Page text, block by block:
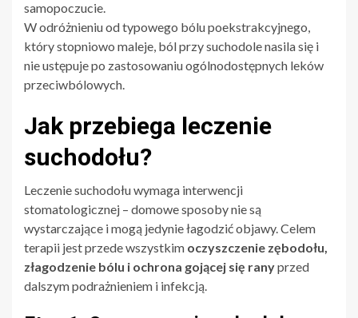
samopoczucie.
W odróżnieniu od typowego bólu poekstrakcyjnego,
który stopniowo maleje, ból przy suchodole nasila się i
nie ustępuje po zastosowaniu ogólnodostępnych leków
przeciwbólowych.
Jak przebiega leczenie
suchodołu?
Leczenie suchodołu wymaga interwencji
stomatologicznej – domowe sposoby nie są
wystarczające i mogą jedynie łagodzić objawy. Celem
terapii jest przede wszystkim oczyszczenie zębodołu,
złagodzenie bólu i ochrona gojącej się ranyprzed
dalszym podrażnieniem i infekcją.